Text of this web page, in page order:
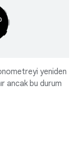
yeniden
ancak bu durum